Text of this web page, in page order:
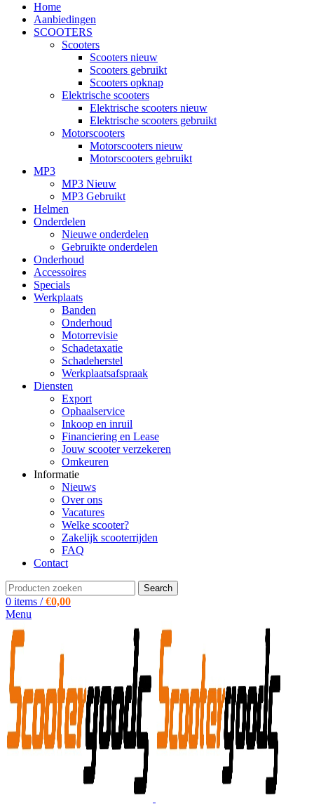
Home
Aanbiedingen
SCOOTERS
Scooters
Scooters nieuw
Scooters gebruikt
Scooters opknap
Elektrische scooters
Elektrische scooters nieuw
Elektrische scooters gebruikt
Motorscooters
Motorscooters nieuw
Motorscooters gebruikt
MP3
MP3 Nieuw
MP3 Gebruikt
Helmen
Onderdelen
Nieuwe onderdelen
Gebruikte onderdelen
Onderhoud
Accessoires
Specials
Werkplaats
Banden
Onderhoud
Motorrevisie
Schadetaxatie
Schadeherstel
Werkplaatsafspraak
Diensten
Export
Ophaalservice
Inkoop en inruil
Financiering en Lease
Jouw scooter verzekeren
Omkeuren
Informatie
Nieuws
Over ons
Vacatures
Welke scooter?
Zakelijk scooterrijden
FAQ
Contact
Search
0 items / €0,00
Menu